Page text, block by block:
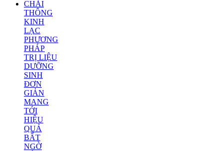
CHẢI
THÔNG
KINH
LẠC
PHƯƠNG
PHÁP
TRỊ LIỆU
DƯỠNG
SINH
ĐƠN
GIẢN
MANG
TỚI
HIỆU
QUẢ
BẤT
NGỜ